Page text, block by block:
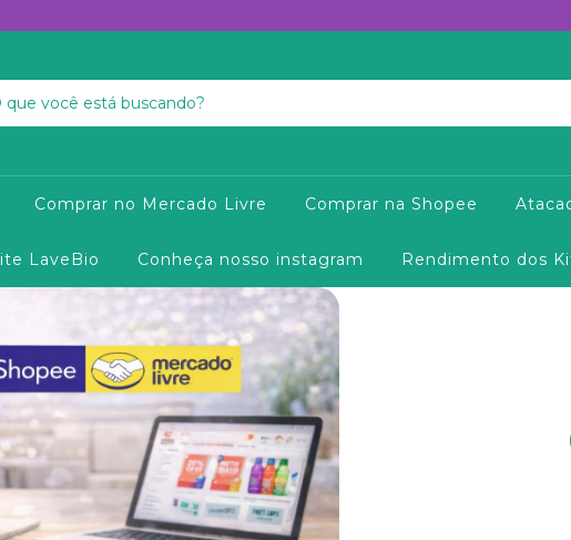
Comprar no Mercado Livre Comprar na Shopee
LaveBio Conheça nosso instagram Rendimento dos